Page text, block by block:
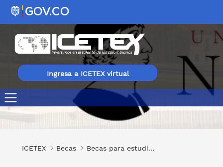
Ingresa a ICETEX virtual
Becas virtuales del 100% en para Maestrías Virtuales en
ICETEX Becas Becas para estudios en el exterior